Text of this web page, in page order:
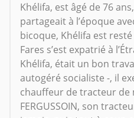
Khélifa, est âgé de 76
partageait à l’époque
bicoque, Khélifa est
Fares s’est expatrié à
Khélifa, était un bon
autogéré socialiste -, il
chauffeur de tracteur de
FERGUSSOIN, son